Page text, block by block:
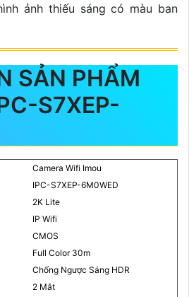
ảnh thiếu sáng có màu ban
SẢN PHẨM
S7XEP-
Camera Wifi Imou
IPC-S7XEP-6M0WED
2K Lite
IP Wifi
CMOS
Full Color 30m
Chống Ngược Sáng HDR
2 Mắt